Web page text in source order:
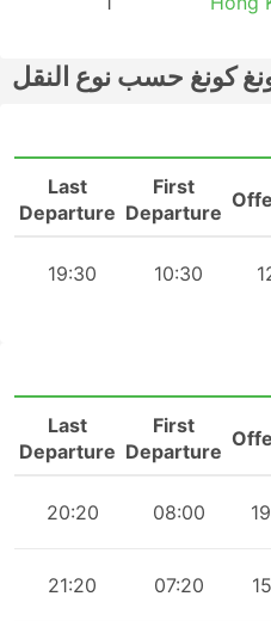
كونغ حسب نوع النقل
First
Departure
Last
Departure
10:30
19:30
First
Departure
Last
Departure
08:00
20:20
07:20
21:20